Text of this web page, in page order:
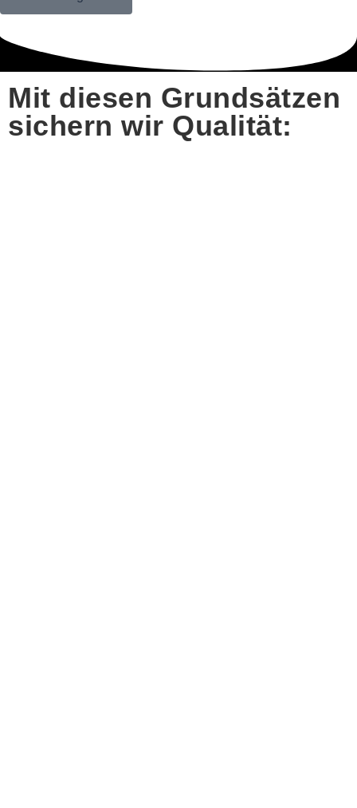
Mit diesen Grundsätzen
sichern wir Qualität: